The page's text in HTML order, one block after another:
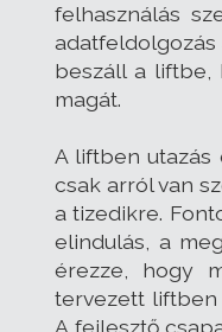
felhasználás
adatfeldolgozás
beszáll a liftbe,
magát.
A liftben utazás
csak arról van
a tizedikre.
elindulás, a
érezze, hogy
tervezett liftben
A fejlesztő